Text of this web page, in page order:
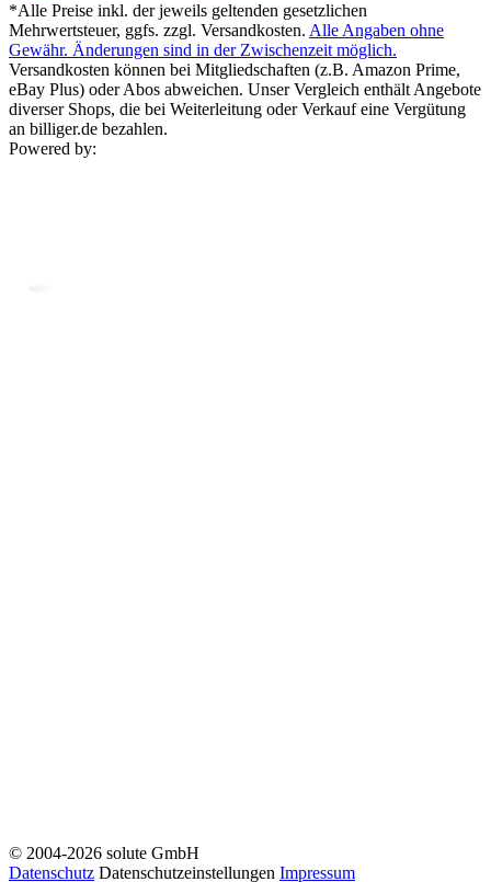
*Alle Preise inkl. der jeweils geltenden gesetzlichen
Mehrwertsteuer, ggfs. zzgl. Versandkosten. Alle Angaben ohne
Gewähr. Änderungen sind in der Zwischenzeit möglich.
Versandkosten können bei Mitgliedschaften (z.B. Amazon Prime,
eBay Plus) oder Abos abweichen. Unser Vergleich enthält Angebote
diverser Shops, die bei Weiterleitung oder Verkauf eine Vergütung
an billiger.de bezahlen.
Powered by:
© 2004-2026 solute GmbH
Datenschutz Datenschutzeinstellungen Impressum